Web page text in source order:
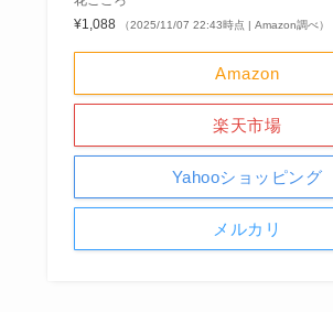
¥1,088
（2025/11/07 22:43時点 | Amazon調べ）
Amazon
楽天市場
Yahooショッピング
メルカリ